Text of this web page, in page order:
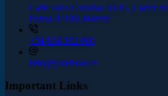
Calle Islas Canarias 33 P.I, Carrer
Ponsa 07180, Baleric
+34 634 302 600
info@yourboat.es
Important Links